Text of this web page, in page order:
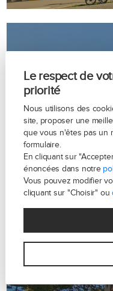
Le respect de
priorité
Nous utilisons des
site, proposer une
que vous n'êtes pas un
formulaire.
En cliquant sur
énoncées dans notre
Vous pouvez modifier
cliquant sur "Choisir" ou
Avenue de